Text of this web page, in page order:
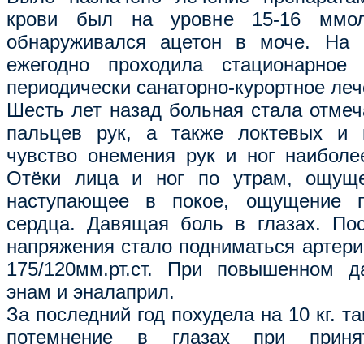
крови был на уровне 15-16
обнаруживался ацетон в моче. На
ежегодно проходила
периодически санаторно-курортное
Шесть лет назад больная стала
пальцев рук, а также локтевых и
чувство онемения рук и ног
Отёки лица и ног по утрам,
наступающее в покое, ощущение
сердца. Давящая боль в глазах.
напряжения стало подниматься
175/120мм.рт.ст. При повышенном
энам и эналаприл.
За последний год похудела на 10 кг.
потемнение в глазах при